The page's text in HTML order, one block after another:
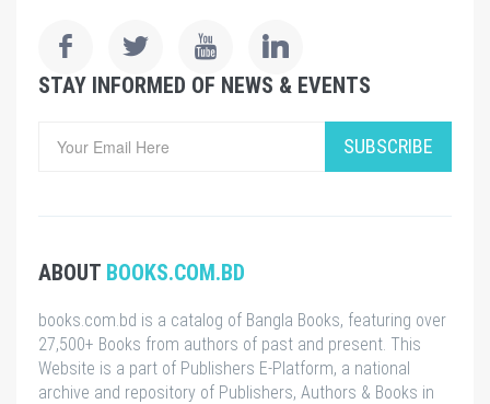
STAY INFORMED OF NEWS & EVENTS
SUBSCRIBE
ABOUT BOOKS.COM.BD
books.com.bd is a catalog of Bangla Books, featuring over
27,500+ Books from authors of past and present. This
Website is a part of Publishers E-Platform, a national
archive and repository of Publishers, Authors & Books in